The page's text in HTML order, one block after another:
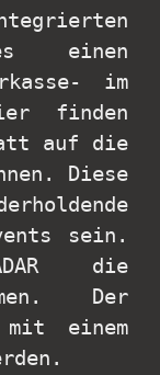
einen
im
finden
auf die
Diese
sein.
die
Der
mit einem